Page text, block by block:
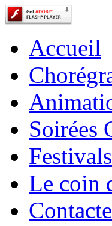
Accueil
Soirées
Le coin